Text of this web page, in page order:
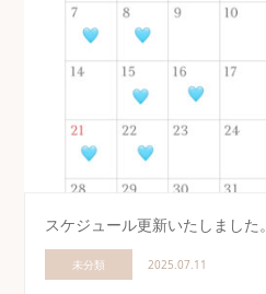
スケジュール更新いたしました。
未分類 2025.07.11